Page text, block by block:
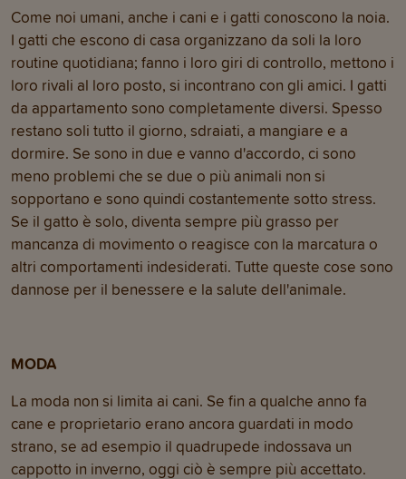
Come noi umani, anche i cani e i gatti conoscono la noia.
I gatti che escono di casa organizzano da soli la loro
routine quotidiana; fanno i loro giri di controllo, mettono i
loro rivali al loro posto, si incontrano con gli amici. I gatti
da appartamento sono completamente diversi. Spesso
restano soli tutto il giorno, sdraiati, a mangiare e a
dormire. Se sono in due e vanno d'accordo, ci sono
meno problemi che se due o più animali non si
sopportano e sono quindi costantemente sotto stress.
Se il gatto è solo, diventa sempre più grasso per
mancanza di movimento o reagisce con la marcatura o
altri comportamenti indesiderati. Tutte queste cose sono
dannose per il benessere e la salute dell'animale.
MODA
La moda non si limita ai cani. Se fin a qualche anno fa
cane e proprietario erano ancora guardati in modo
strano, se ad esempio il quadrupede indossava un
cappotto in inverno, oggi ciò è sempre più accettato.